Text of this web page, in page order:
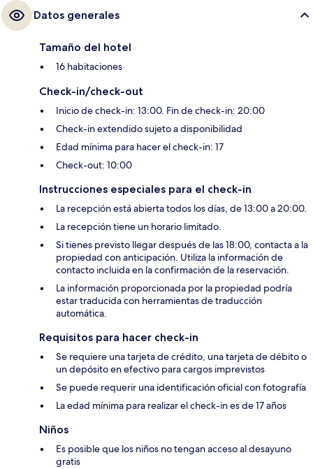
Datos generales
Tamaño del hotel
16 habitaciones
Check-in/check-out
Inicio de check-in: 13:00. Fin de check-in: 20:00
Check-in extendido sujeto a disponibilidad
Edad mínima para hacer el check-in: 17
Check-out: 10:00
Instrucciones especiales para el check-in
La recepción está abierta todos los días, de 13:00 a 20:00.
La recepción tiene un horario limitado.
Si tienes previsto llegar después de las 18:00, contacta a la
propiedad con anticipación. Utiliza la información de
contacto incluida en la confirmación de la reservación.
La información proporcionada por la propiedad podría
estar traducida con herramientas de traducción
automática.
Requisitos para hacer check-in
Se requiere una tarjeta de crédito, una tarjeta de débito o
un depósito en efectivo para cargos imprevistos
Se puede requerir una identificación oficial con fotografía
La edad mínima para realizar el check-in es de 17 años
Niños
Es posible que los niños no tengan acceso al desayuno
gratis